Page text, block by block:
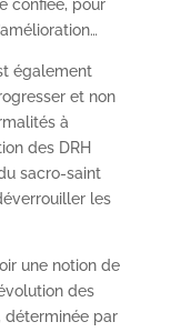
confiée, pour
également
et non
à
des DRH
sacro-saint
les
une notion de
des
déterminée par